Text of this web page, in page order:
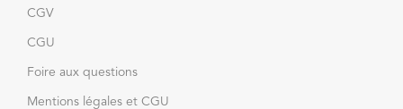
CGV
CGU
Foire aux questions
Mentions légales et CGU